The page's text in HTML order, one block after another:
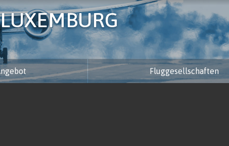
Fluggesellschaften